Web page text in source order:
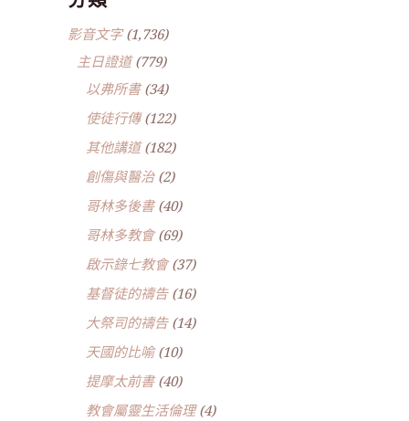
影音文字(1,736)
主日證道(779)
以弗所書(34)
使徒行傳(122)
其他講道(182)
創傷與醫治(2)
哥林多後書(40)
哥林多教會(69)
啟示錄七教會(37)
基督徒的禱告(16)
大祭司的禱告(14)
天國的比喻(10)
提摩太前書(40)
教會屬靈生活倫理(4)